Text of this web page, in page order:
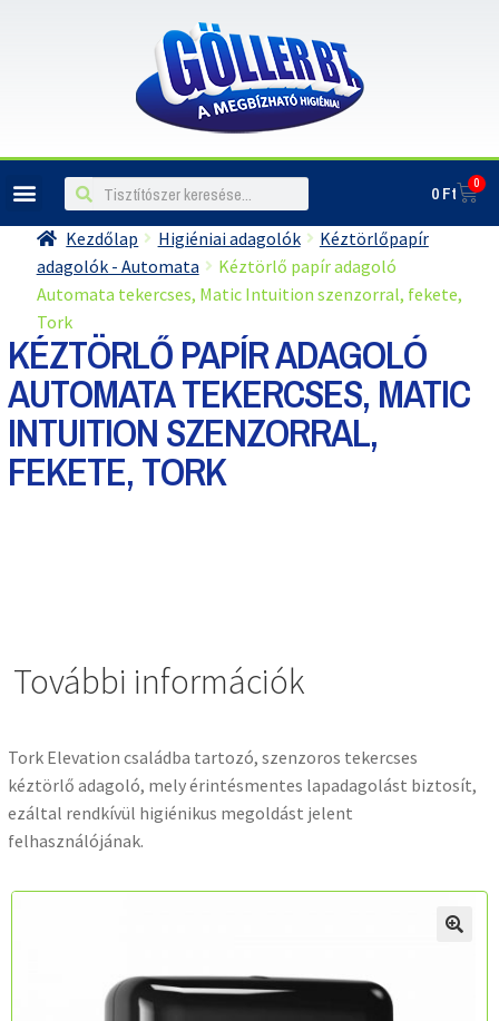
0Ft 0
Kezdőlap Higiéniai adagolók
Kéztörlőpapír
adagolók - Automata
Kéztörlő papír adagoló
Automata tekercses, Matic Intuition szenzorral, fekete,
Tork
KÉZTÖRLŐ PAPÍR ADAGOLÓ
AUTOMATA TEKERCSES, MATIC
INTUITION SZENZORRAL,
FEKETE, TORK
További információk
Tork Elevation családba tartozó, szenzoros tekercses
kéztörlő adagoló, mely érintésmentes lapadagolást biztosít,
ezáltal rendkívül higiénikus megoldást jelent
felhasználójának.